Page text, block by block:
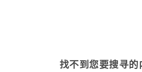
找不到您要搜寻的